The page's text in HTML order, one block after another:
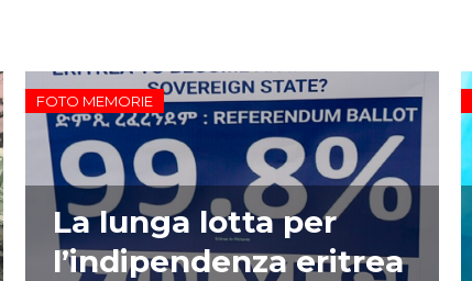
FOTO MEMORIE
La lunga lotta per
l’indipendenza eritrea